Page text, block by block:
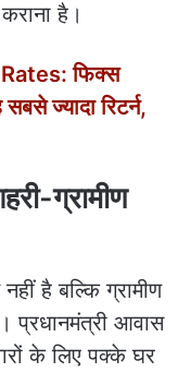
है।
फिक्स
ज्यादा रिटर्न,
ग्रामीण
है बल्कि ग्रामीण
प्रधानमंत्री आवास
के लिए पक्के घर